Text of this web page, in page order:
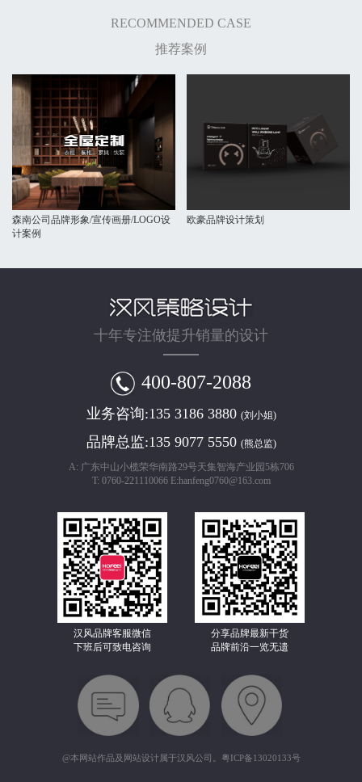
RECOMMENDED CASE
推荐案例
森南公司品牌形象/宣传画册/LOGO设
计案例
欧豪品牌设计策划
十年专注做提升销量的设计
400-807-2088
业务咨询:135 3186 3880 (刘小姐)
品牌总监:135 9077 5550 (熊总监)
A: 广东中山小榄荣华南路29号天集智海产业园5栋706
T: 0760-221110066 E:hanfeng0760@163.com
汉风品牌客服微信
下班后可致电咨询
分享品牌最新干货
品牌前沿一览无遗
@本网站作品及网站设计属于汉风公司。 粤ICP备13020133号